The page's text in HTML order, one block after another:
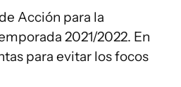
Acción para la
2021/2022. En
para evitar los focos